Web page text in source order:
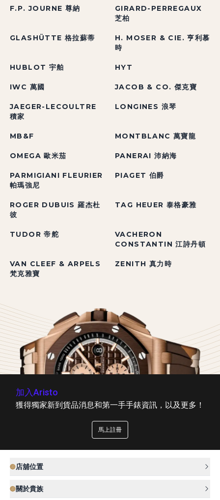
F.P. JOURNE 尊納
GIRARD-PERREGAUX
芝柏
GLASHÜTTE 格拉蘇蒂
H. MOSER & CIE. 亨利慕
時
HUBLOT 宇舶 HYT
IWC 萬國 JACOB & CO. 傑克寶
JAEGER-LECOULTRE
積家
LONGINES 浪琴
MB&F MONTBLANC 萬寶龍
OMEGA 歐米茄 PANERAI 沛納海
PARMIGIANI FLEURIER
帕瑪強尼
PIAGET 伯爵
ROGER DUBUIS 羅杰杜
彼
TAG HEUER 泰格豪雅
TUDOR 帝舵
VACHERON
CONSTANTIN 江詩丹頓
VAN CLEEF & ARPELS
梵克雅寶
ZENITH 真力時
加入Aristo
獲得獨家新到貨品消息和第一手手錶資訊，以及更多！
馬上註冊
店舖位置
關於貴族